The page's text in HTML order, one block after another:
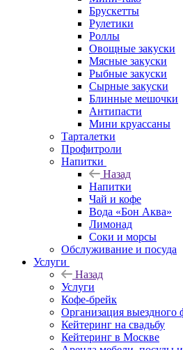
Брускетты
Рулетики
Роллы
Овощные закуски
Мясные закуски
Рыбные закуски
Сырные закуски
Блинные мешочки
Антипасти
Мини круассаны
Тарталетки
Профитроли
Напитки
Назад
Напитки
Чай и кофе
Вода «Бон Аква»
Лимонад
Соки и морсы
Обслуживание и посуда
Услуги
Назад
Услуги
Кофе-брейк
Организация выездного
Кейтеринг на свадьбу
Кейтеринг в Москве